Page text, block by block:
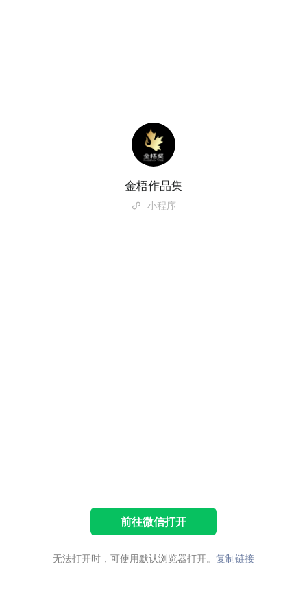
金梧作品集
小程序
前往微信打开
无法打开时，可使用默认浏览器打开。 复制链接